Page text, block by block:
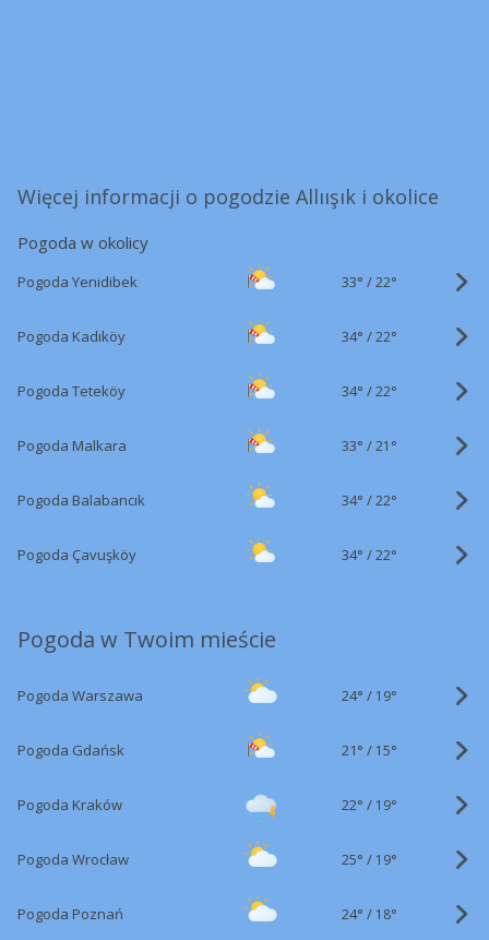
Więcej informacji o pogodzie Allıışık i okolice
Pogoda w okolicy
Pogoda Yenidibek 33° /22°
Pogoda Kadıköy 34° /22°
Pogoda Teteköy 34° /22°
Pogoda Malkara 33° /21°
Pogoda Balabancık 34° /22°
Pogoda Çavuşköy 34° /22°
Pogoda w Twoim mieście
Pogoda Warszawa 24° / 19°
Pogoda Gdańsk 21° / 15°
Pogoda Kraków 22° / 19°
Pogoda Wrocław 25° / 19°
Pogoda Poznań 24° / 18°